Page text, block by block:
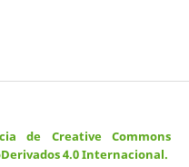
de Creative Commons
4.0 Internacional.